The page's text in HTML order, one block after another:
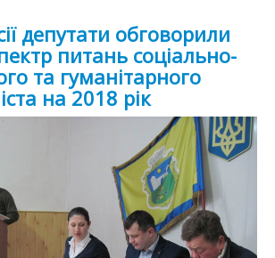
депутати обговорили
питань соціально-
та гуманітарного
на 2018 рік